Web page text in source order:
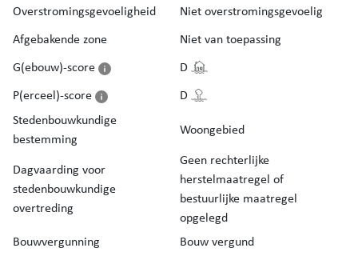
Overstromingsgevoeligheid
Niet overstromingsgevoelig
Afgebakende zone
Niet van toepassing
G(ebouw)-score
D
P(erceel)-score
D
Stedenbouwkundige
bestemming
Woongebied
Dagvaarding voor
stedenbouwkundige
overtreding
Geen rechterlijke
herstelmaatregel of
bestuurlijke maatregel
opgelegd
Bouwvergunning
Bouw vergund